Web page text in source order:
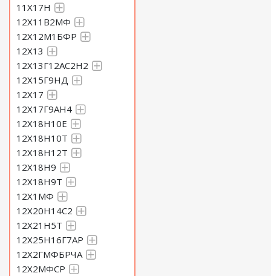
11Х17Н
12Х11В2МФ
12Х12М1БФР
12Х13
12Х13Г12АС2Н2
12Х15Г9НД
12Х17
12Х17Г9АН4
12Х18Н10Е
12Х18Н10Т
12Х18Н12Т
12Х18Н9
12Х18Н9Т
12Х1МФ
12Х20Н14С2
12Х21Н5Т
12Х25Н16Г7АР
12Х2ГМФБРЧА
12Х2МФСР